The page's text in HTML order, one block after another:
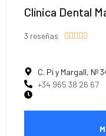
Clínica Dental
3 reseñas     
C. Pi y Margall, Nº
+34 965 38 26 67